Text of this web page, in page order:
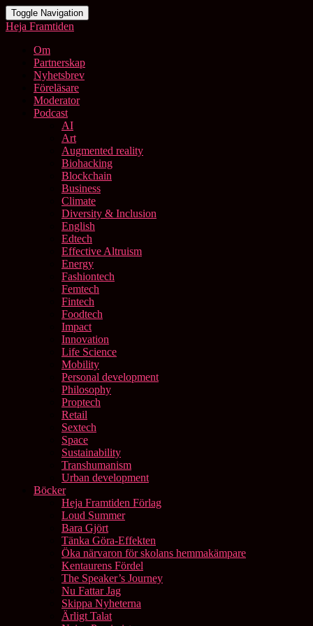
Toggle Navigation
Heja Framtiden
Om
Partnerskap
Nyhetsbrev
Föreläsare
Moderator
Podcast
AI
Art
Augmented reality
Biohacking
Blockchain
Business
Climate
Diversity & Inclusion
English
Edtech
Effective Altruism
Energy
Fashiontech
Femtech
Fintech
Foodtech
Impact
Innovation
Life Science
Mobility
Personal development
Philosophy
Proptech
Retail
Sextech
Space
Sustainability
Transhumanism
Urban development
Böcker
Heja Framtiden Förlag
Loud Summer
Bara Gjört
Tänka Göra-Effekten
Öka närvaron för skolans hemmakämpare
Kentaurens Fördel
The Speaker’s Journey
Nu Fattar Jag
Skippa Nyheterna
Ärligt Talat